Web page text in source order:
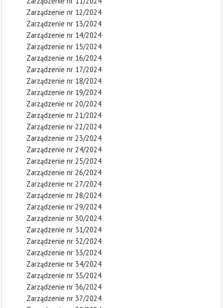
Zarządzenie nr 12/2024
Zarządzenie nr 13/2024
Zarządzenie nr 14/2024
Zarządzenie nr 15/2024
Zarządzenie nr 16/2024
Zarządzenie nr 17/2024
Zarządzenie nr 18/2024
Zarządzenie nr 19/2024
Zarządzenie nr 20/2024
Zarządzenie nr 21/2024
Zarządzenie nr 22/2024
Zarządzenie nr 23/2024
Zarządzenie nr 24/2024
Zarządzenie nr 25/2024
Zarządzenie nr 26/2024
Zarządzenie nr 27/2024
Zarządzenie nr 28/2024
Zarządzenie nr 29/2024
Zarządzenie nr 30/2024
Zarządzenie nr 31/2024
Zarządzenie nr 32/2024
Zarządzenie nr 33/2024
Zarządzenie nr 34/2024
Zarządzenie nr 35/2024
Zarządzenie nr 36/2024
Zarządzenie nr 37/2024